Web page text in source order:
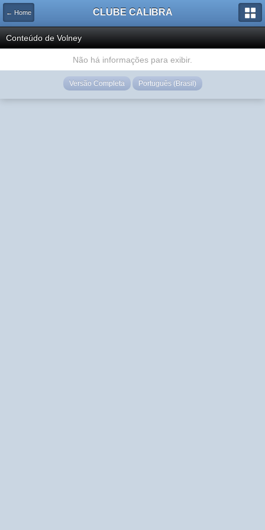
← Home CLUBE CALIBRA
Conteúdo de Volney
Não há informações para exibir.
Versão Completa Português (Brasil)